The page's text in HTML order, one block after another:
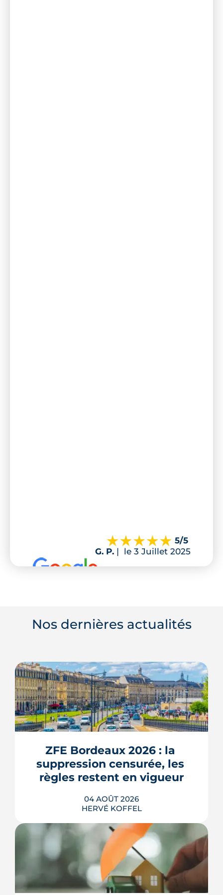
5/5
G. P. | le 3 Juillet 2025
Nos dernières actualités
ZFE Bordeaux 2026 : la
suppression censurée, les
règles restent en vigueur
04 AOÛT 2026
HERVÉ KOFFEL
La fin des zones à faibles émissions a
fait la une au printemps 2026, avant
d'être effacée par le Conseil